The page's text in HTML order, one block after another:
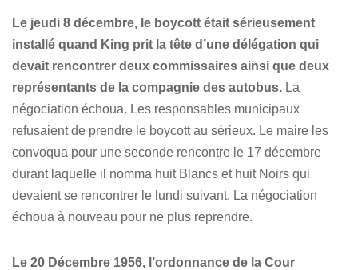
Le jeudi 8 décembre, le boycott était sérieusement
installé quand King prit la tête d’une délégation qui
devait rencontrer deux commissaires ainsi que deux
représentants de la compagnie des autobus. La
négociation échoua. Les responsables municipaux
refusaient de prendre le boycott au sérieux. Le maire les
convoqua pour une seconde rencontre le 17 décembre
durant laquelle il nomma huit Blancs et huit Noirs qui
devaient se rencontrer le lundi suivant. La négociation
échoua à nouveau pour ne plus reprendre.
Le 20 Décembre 1956, l’ordonnance de la Cour